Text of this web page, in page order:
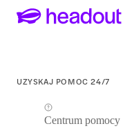
UZYSKAJ POMOC 24/7
Centrum pomocy